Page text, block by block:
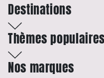
Destinations
Thèmes populaires
Nos marques